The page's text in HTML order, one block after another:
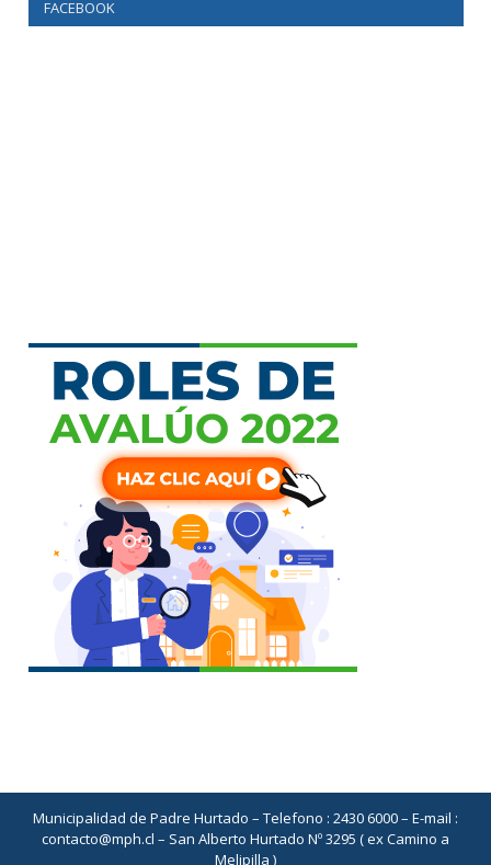
FACEBOOK
Municipalidad de Padre Hurtado – Telefono : 2430 6000 – E-mail :
contacto@mph.cl – San Alberto Hurtado Nº 3295 ( ex Camino a
Melipilla )